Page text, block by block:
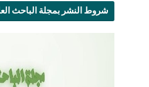
شروط النشر بمجلة الباحث